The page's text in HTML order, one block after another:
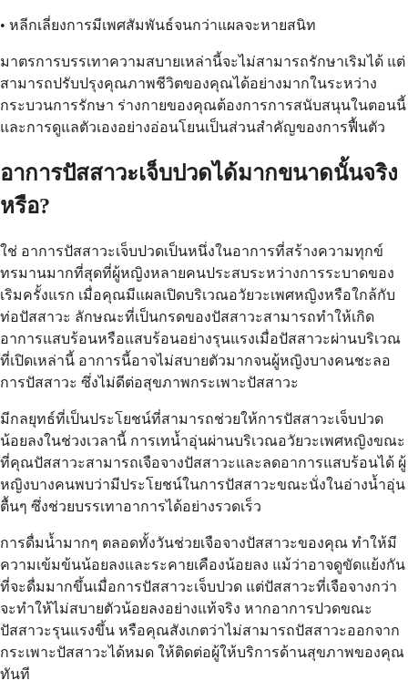
• หลีกเลี่ยงการมีเพศสัมพันธ์จนกว่าแผลจะหายสนิท
มาตรการบรรเทาความสบายเหล่านี้จะไม่สามารถรักษาเริมได้ แต่
สามารถปรับปรุงคุณภาพชีวิตของคุณได้อย่างมากในระหว่าง
กระบวนการรักษา ร่างกายของคุณต้องการการสนับสนุนในตอนนี้
และการดูแลตัวเองอย่างอ่อนโยนเป็นส่วนสำคัญของการฟื้นตัว
อาการปัสสาวะเจ็บปวดได้มากขนาดนั้นจริง
หรือ?
ใช่ อาการปัสสาวะเจ็บปวดเป็นหนึ่งในอาการที่สร้างความทุกข์
ทรมานมากที่สุดที่ผู้หญิงหลายคนประสบระหว่างการระบาดของ
เริมครั้งแรก เมื่อคุณมีแผลเปิดบริเวณอวัยวะเพศหญิงหรือใกล้กับ
ท่อปัสสาวะ ลักษณะที่เป็นกรดของปัสสาวะสามารถทำให้เกิด
อาการแสบร้อนหรือแสบร้อนอย่างรุนแรงเมื่อปัสสาวะผ่านบริเวณ
ที่เปิดเหล่านี้ อาการนี้อาจไม่สบายตัวมากจนผู้หญิงบางคนชะลอ
การปัสสาวะ ซึ่งไม่ดีต่อสุขภาพกระเพาะปัสสาวะ
มีกลยุทธ์ที่เป็นประโยชน์ที่สามารถช่วยให้การปัสสาวะเจ็บปวด
น้อยลงในช่วงเวลานี้ การเทน้ำอุ่นผ่านบริเวณอวัยวะเพศหญิงขณะ
ที่คุณปัสสาวะสามารถเจือจางปัสสาวะและลดอาการแสบร้อนได้ ผู้
หญิงบางคนพบว่ามีประโยชน์ในการปัสสาวะขณะนั่งในอ่างน้ำอุ่น
ตื้นๆ ซึ่งช่วยบรรเทาอาการได้อย่างรวดเร็ว
การดื่มน้ำมากๆ ตลอดทั้งวันช่วยเจือจางปัสสาวะของคุณ ทำให้มี
ความเข้มข้นน้อยลงและระคายเคืองน้อยลง แม้ว่าอาจดูขัดแย้งกัน
ที่จะดื่มมากขึ้นเมื่อการปัสสาวะเจ็บปวด แต่ปัสสาวะที่เจือจางกว่า
จะทำให้ไม่สบายตัวน้อยลงอย่างแท้จริง หากอาการปวดขณะ
ปัสสาวะรุนแรงขึ้น หรือคุณสังเกตว่าไม่สามารถปัสสาวะออกจาก
กระเพาะปัสสาวะได้หมด ให้ติดต่อผู้ให้บริการด้านสุขภาพของคุณ
ทันที